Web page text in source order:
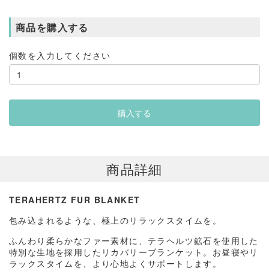
商品を購入する
個数を入力してください
商品詳細
TERAHERTZ FUR BLANKET
包み込まれるような、極上のリラックスタイムを。
ふんわり柔らかなファー素材に、テラヘルツ鉱石を使用した
特別な生地を採用したリカバリーブランケット。お昼寝やリ
ラックスタイムを、より心地よくサポートします。